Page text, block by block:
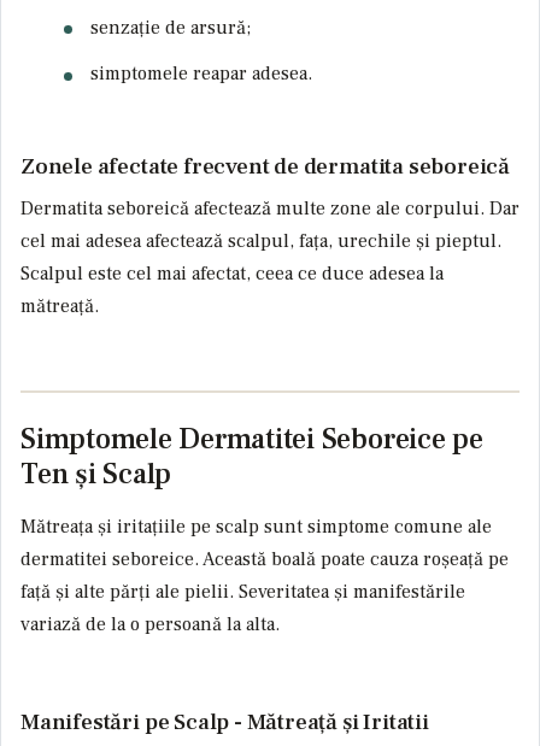
senzație de arsură;
simptomele reapar adesea.
Zonele afectate frecvent de dermatita seboreică
Dermatita seboreică afectează multe zone ale corpului. Dar
cel mai adesea afectează scalpul, fața, urechile și pieptul.
Scalpul este cel mai afectat, ceea ce duce adesea la
mătreață.
Simptomele Dermatitei Seboreice pe
Ten și Scalp
Mătreața și iritațiile pe scalp sunt simptome comune ale
dermatitei seboreice. Această boală poate cauza roșeață pe
față și alte părți ale pielii. Severitatea și manifestările
variază de la o persoană la alta.
Manifestări pe Scalp - Mătreață și Iritatii